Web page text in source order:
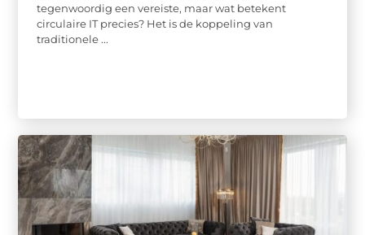
tegenwoordig een vereiste, maar wat betekent
circulaire IT precies? Het is de koppeling van
traditionele ...